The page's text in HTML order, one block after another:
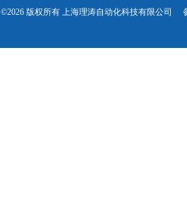
©2026 版权所有 上海理涛自动化科技有限公司